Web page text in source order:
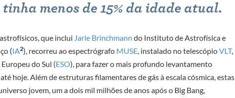
tinha menos de 15% da idade atual.
que inclui Jarle Brinchmann do Instituto de Astrofísica e
(IA2), recorreu ao espectrógrafo MUSE, instalado no telescópioVLT,
do Sul (ESO), para fazer o mais profundo levantamento
hoje. Além de estruturas filamentares de gás à escala cósmica, estas
jovem, um a dois mil milhões de anos após o Big Bang,